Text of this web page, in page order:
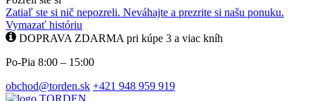
Zatiaľ ste si nič nepozreli. Neváhajte a prezrite si našu ponuku.
Vymazať históriu
DOPRAVA ZDARMA pri kúpe 3 a viac kníh
Po-Pia 8:00 – 15:00
obchod@torden.sk +421 948 959 919